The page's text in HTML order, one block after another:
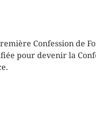
Confession de
pour devenir la